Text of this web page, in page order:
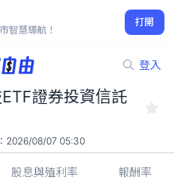
智慧導航！
打開
登入
投資信託基金 00965
證券投資信託
2026/08/07 05:30
股息與殖利率 報酬率